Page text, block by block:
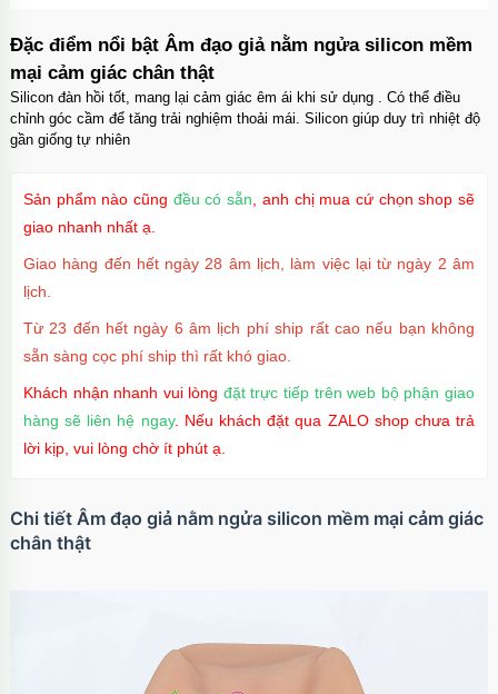
Đặc điểm nổi bật Âm đạo giả nằm ngửa silicon mềm
mại cảm giác chân thật
Silicon đàn hồi tốt, mang lại cảm giác êm ái khi sử dụng . Có thể điều
chỉnh góc cầm để tăng trải nghiệm thoải mái. Silicon giúp duy trì nhiệt độ
gần giống tự nhiên
Sản phẩm nào cũng đều có sẵn , anh chị mua cứ chọn shop sẽ
giao nhanh nhất ạ.
Giao hàng đến hết ngày 28 âm lịch, làm việc lại từ ngày 2 âm
lịch.
Từ 23 đến hết ngày 6 âm lịch phí ship rất cao nếu bạn không
sẵn sàng cọc phí ship thì rất khó giao.
Khách nhận nhanh vui lòng đặt trực tiếp trên web bộ phận giao
hàng sẽ liên hệ ngay. Nếu khách đặt qua ZALO shop chưa trả
lời kịp, vui lòng chờ ít phút ạ.
Chi tiết Âm đạo giả nằm ngửa silicon mềm mại cảm giác
chân thật